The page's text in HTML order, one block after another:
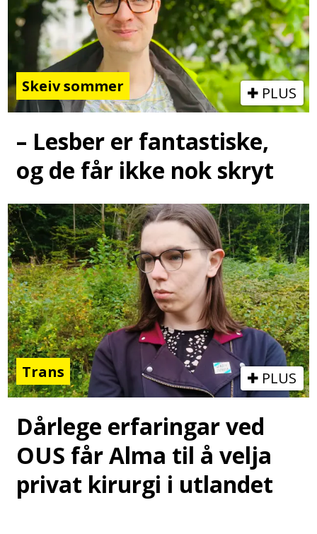
Skeiv sommer PLUS
– Lesber er fantastiske,
og de får ikke nok skryt
Trans PLUS
Dårlege erfaringar ved
OUS får Alma til å velja
privat kirurgi i utlandet